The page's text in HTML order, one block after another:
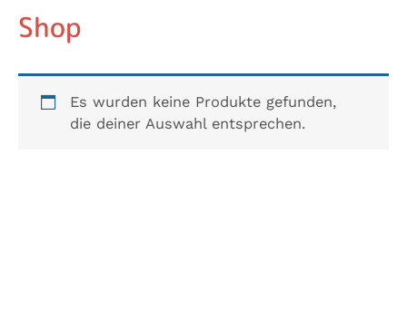
Shop
Es wurden keine Produkte gefunden,
die deiner Auswahl entsprechen.